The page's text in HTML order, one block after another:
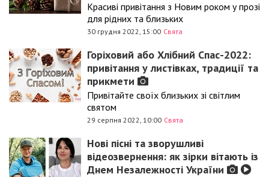
Красиві привітання з Новим роком у прозі
для рідних та близьких
30 грудня 2022, 15:00 Свята
Горіховий або Хлібний Спас-2022:
привітання у листівках, традиції та
прикмети
Привітайте своїх близьких зі світлим
святом
29 серпня 2022, 10:00 Свята
Нові пісні та зворушливі
відеозвернення: як зірки вітають із
Днем Незалежності України